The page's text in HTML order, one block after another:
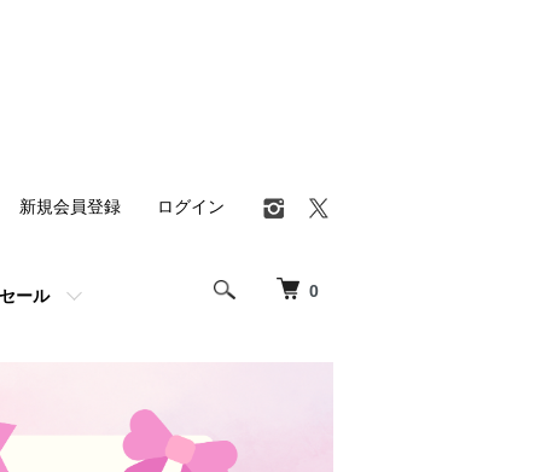
0
セール
新規会員登録 ログイン